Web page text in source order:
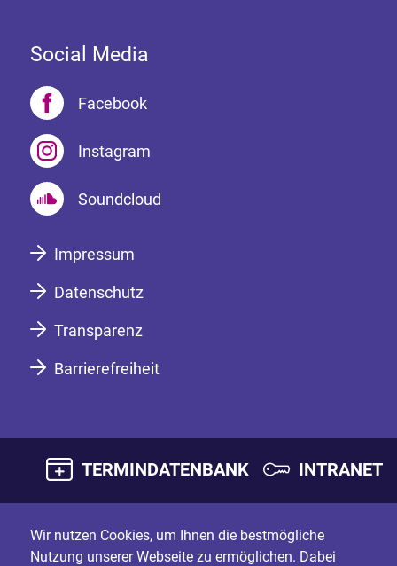
Social Media
Facebook
Instagram
Soundcloud
Impressum
Datenschutz
Transparenz
Barrierefreiheit
TERMINDATENBANK INTRANET
Wir nutzen Cookies, um Ihnen die bestmögliche
Nutzung unserer Webseite zu ermöglichen. Dabei